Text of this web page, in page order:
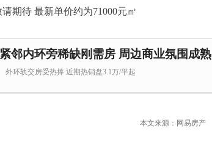
紧邻内环旁稀缺刚需房 周边商业氛围成熟
外环轨交房受热捧 近期热销盘3.1万/平起
本文来源：网易房产